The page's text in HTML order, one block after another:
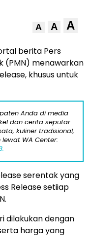
A A A
berita Pers
(PMN) menawarkan
khusus untuk
Anda di media
dan cerita seputar
kuliner tradisional,
WA Center:
serentak yang
Release setiiap
dilakukan dengan
harga yang